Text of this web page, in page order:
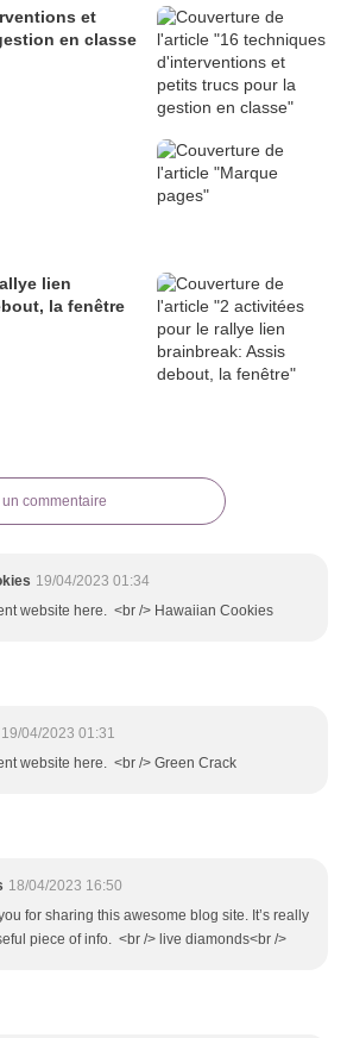
et
en classe
lien
la fenêtre
commentaire
19/04/2023 01:34
website here. <br /> Hawaiian Cookies
19/04/2023 01:31
website here. <br /> Green Crack
18/04/2023 16:50
for sharing this awesome blog site. It’s really
piece of info. <br /> live diamonds<br />